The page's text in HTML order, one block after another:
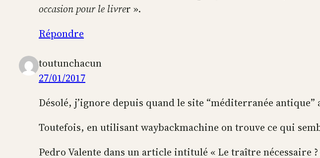
occasion pour le livrer ».
Répondre
toutunchacun
27/01/2017
Désolé, j’ignore depuis quand le site “méditerranée
Toutefois, en utilisant waybackmachine on trouve ce qui
Pedro Valente dans un article intitulé « Le traître nécessaire